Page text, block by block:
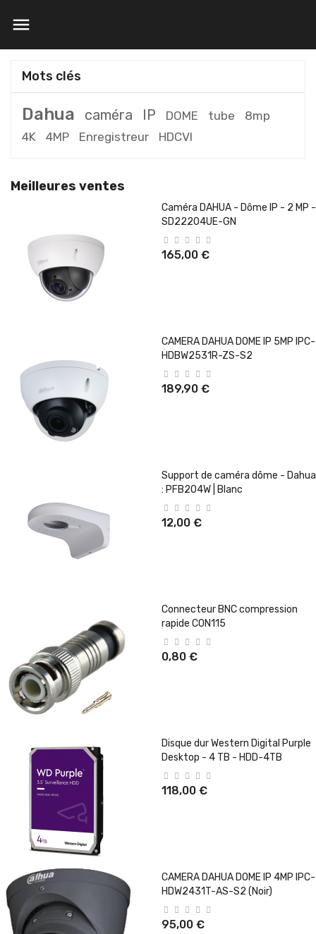

Mots clés
Dahua caméra IP DOME tube
8mp
4K
4MP Enregistreur HDCVI
Meilleures ventes
Caméra DAHUA - Dôme IP - 2 MP -
SD22204UE-GN
165,00 €
CAMERA DAHUA DOME IP 5MP IPC-
HDBW2531R-ZS-S2
189,90 €
Support de caméra dôme - Dahua
: PFB204W | Blanc
12,00 €
Connecteur BNC compression
rapide CON115
0,80 €
Disque dur Western Digital Purple
Desktop - 4 TB - HDD-4TB
118,00 €
CAMERA DAHUA DOME IP 4MP IPC-
HDW2431T-AS-S2 (Noir)
95,00 €